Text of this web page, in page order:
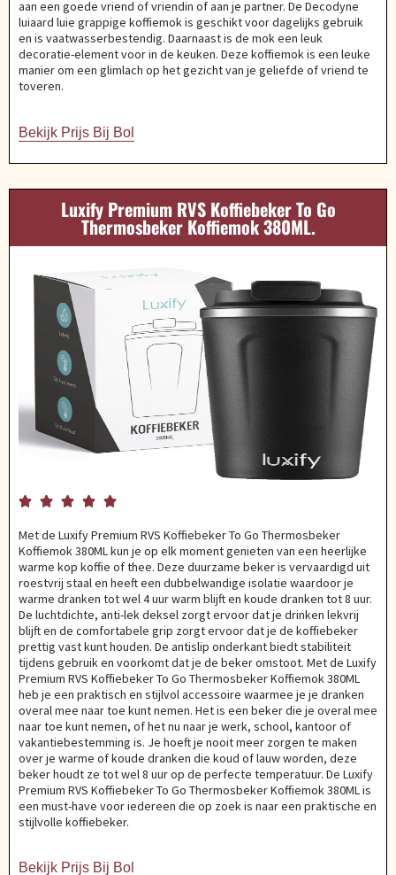
aan een goede vriend of vriendin of aan je partner. De Decodyne
luiaard luie grappige koffiemok is geschikt voor dagelijks gebruik
en is vaatwasserbestendig. Daarnaast is de mok een leuk
decoratie-element voor in de keuken. Deze koffiemok is een leuke
manier om een glimlach op het gezicht van je geliefde of vriend te
toveren.
Bekijk Prijs Bij Bol
Luxify Premium RVS Koffiebeker To Go
Thermosbeker Koffiemok 380ML.
    
Met de Luxify Premium RVS Koffiebeker To Go Thermosbeker
Koffiemok 380ML kun je op elk moment genieten van een heerlijke
warme kop koffie of thee. Deze duurzame beker is vervaardigd uit
roestvrij staal en heeft een dubbelwandige isolatie waardoor je
warme dranken tot wel 4 uur warm blijft en koude dranken tot 8 uur.
De luchtdichte, anti-lek deksel zorgt ervoor dat je drinken lekvrij
blijft en de comfortabele grip zorgt ervoor dat je de koffiebeker
prettig vast kunt houden. De antislip onderkant biedt stabiliteit
tijdens gebruik en voorkomt dat je de beker omstoot. Met de Luxify
Premium RVS Koffiebeker To Go Thermosbeker Koffiemok 380ML
heb je een praktisch en stijlvol accessoire waarmee je je dranken
overal mee naar toe kunt nemen. Het is een beker die je overal mee
naar toe kunt nemen, of het nu naar je werk, school, kantoor of
vakantiebestemming is. Je hoeft je nooit meer zorgen te maken
over je warme of koude dranken die koud of lauw worden, deze
beker houdt ze tot wel 8 uur op de perfecte temperatuur. De Luxify
Premium RVS Koffiebeker To Go Thermosbeker Koffiemok 380ML is
een must-have voor iedereen die op zoek is naar een praktische en
stijlvolle koffiebeker.
Bekijk Prijs Bij Bol